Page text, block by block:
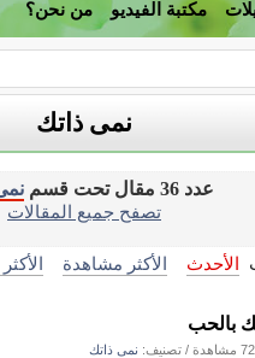
مكتبة الفيديو من نحن؟
نمى ذاتك
عدد 36 مقال تحت قسم
تصفح جميع المقالات
الأحدث الأكثر مشاهدة
بالحب
/ تصنيف: نمى ذاتك